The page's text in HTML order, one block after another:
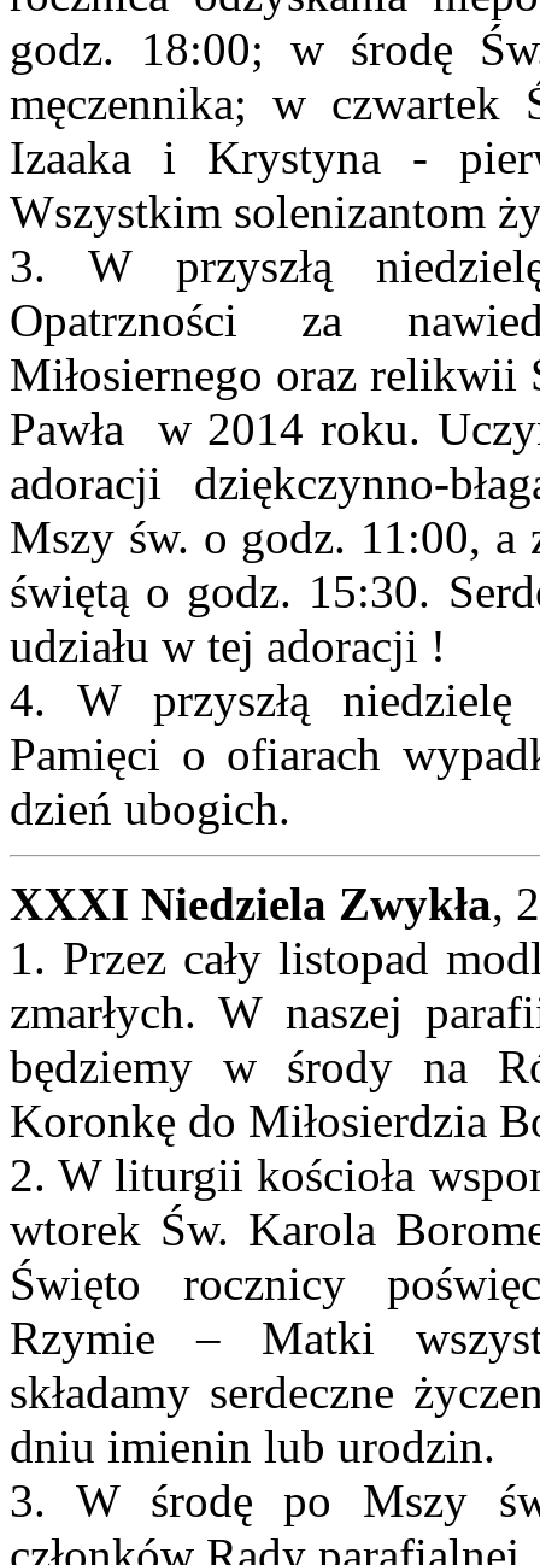
godz. 18:00; w środę
męczennika; w czwartek
Izaaka i Krystyna -
Wszystkim solenizantom
3. W przyszłą
Opatrzności za
Miłosiernego oraz relikwii
Pawła w 2014 roku.
adoracji dziękczynno-
Mszy św. o godz. 11:00, a
świętą o godz. 15:30.
udziału w tej adoracji !
4. W przyszłą
Pamięci o ofiarach
dzień ubogich.
XXXI Niedziela Zwykła,
1. Przez cały listopad
zmarłych. W naszej
będziemy w środy na
Koronkę do Miłosierdzia
2. W liturgii kościoła
wtorek Św. Karola
Święto rocznicy
Rzymie – Matki
składamy serdeczne
dniu imienin lub urodzin.
3. W środę po Mszy